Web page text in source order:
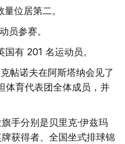
位居第二。
员参赛。
有 201 名运动员。
帖诺夫在阿斯塔纳会见了
体育代表团全体成员，并
手分别是贝里克·伊兹玛
获得者、全国坐式排球锦